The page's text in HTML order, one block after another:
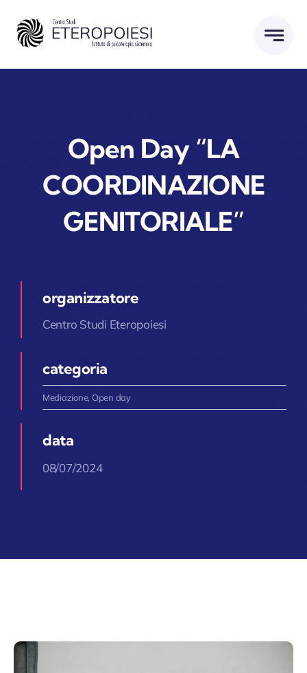
contenuto
Open Day “LA
COORDINAZIONE
GENITORIALE”
organizzatore
Centro Studi Eteropoiesi
categoria
Mediazione, Open day
data
08/07/2024